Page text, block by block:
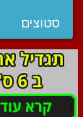
סטוצים